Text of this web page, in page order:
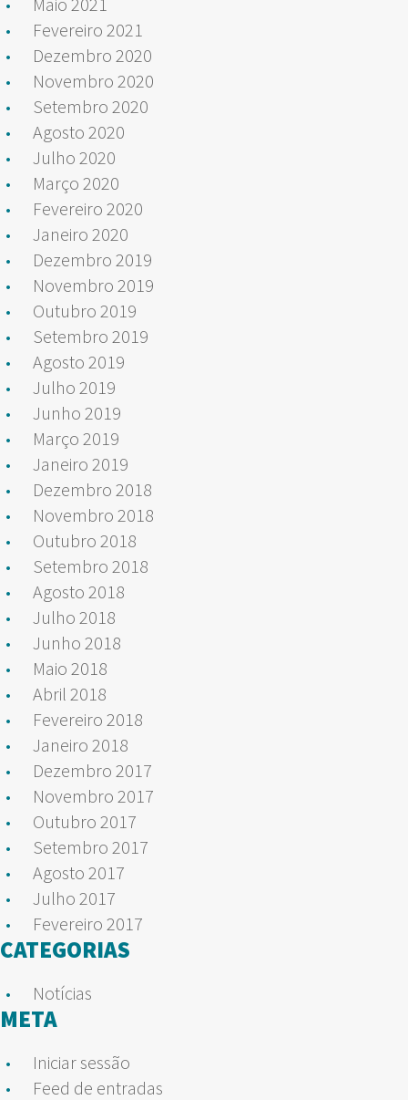
Fevereiro 2021
Dezembro 2020
Novembro 2020
Setembro 2020
Agosto 2020
Julho 2020
Março 2020
Fevereiro 2020
Janeiro 2020
Dezembro 2019
Novembro 2019
Outubro 2019
Setembro 2019
Agosto 2019
Julho 2019
Junho 2019
Março 2019
Janeiro 2019
Dezembro 2018
Novembro 2018
Outubro 2018
Setembro 2018
Agosto 2018
Julho 2018
Junho 2018
Maio 2018
Abril 2018
Fevereiro 2018
Janeiro 2018
Dezembro 2017
Novembro 2017
Outubro 2017
Setembro 2017
Agosto 2017
Julho 2017
Fevereiro 2017
CATEGORIAS
Notícias
META
Iniciar sessão
Feed de entradas